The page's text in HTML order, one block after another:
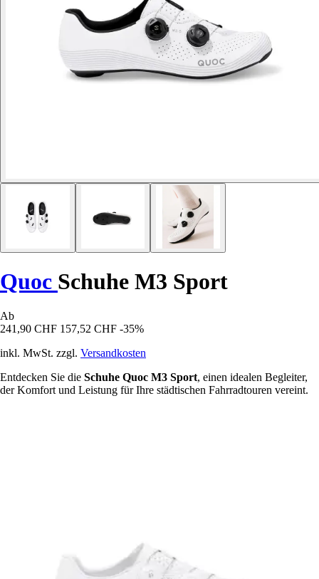
Quoc Schuhe M3 Sport
Ab
241,90 CHF 157,52 CHF -35%
inkl. MwSt. zzgl. Versandkosten
Entdecken Sie die Schuhe Quoc M3 Sport, einen idealen Begleiter,
der Komfort und Leistung für Ihre städtischen Fahrradtouren vereint.